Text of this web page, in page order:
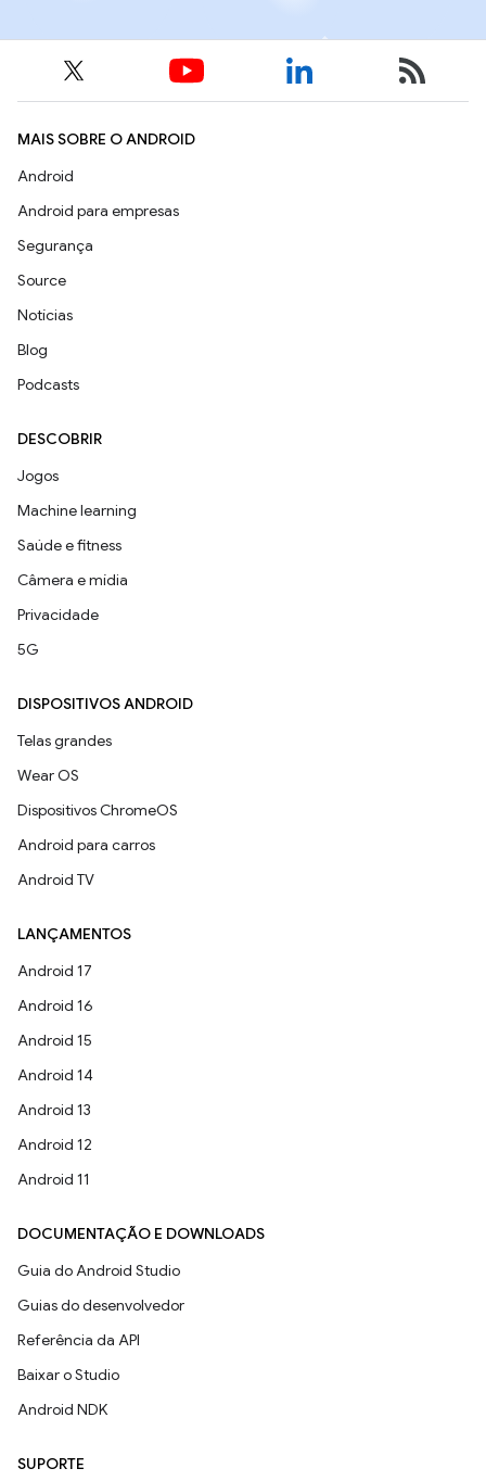
MAIS SOBRE O ANDROID
Android
Android para empresas
Segurança
Source
Notícias
Blog
Podcasts
DESCOBRIR
Jogos
Machine learning
Saúde e fitness
Câmera e mídia
Privacidade
5G
DISPOSITIVOS ANDROID
Telas grandes
Wear OS
Dispositivos ChromeOS
Android para carros
Android TV
LANÇAMENTOS
Android 17
Android 16
Android 15
Android 14
Android 13
Android 12
Android 11
DOCUMENTAÇÃO E DOWNLOADS
Guia do Android Studio
Guias do desenvolvedor
Referência da API
Baixar o Studio
Android NDK
SUPORTE